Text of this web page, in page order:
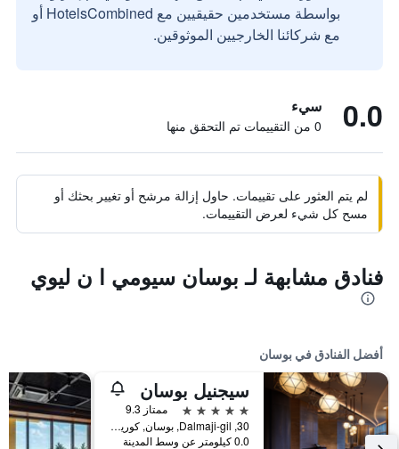
بواسطة مستخدمين حقيقيين مع HotelsCombined أو
مع شركائنا الخارجيين الموثوقين.
0.0 سيء
0 من التقييمات تم التحقق منها
لم يتم العثور على تقييمات. حاول إزالة مرشح أو تغيير بحثك أو
مسح كل شيء لعرض التقييمات.
فنادق مشابهة لـ بوسان سيومي ا ن ليوي
أفضل الفنادق في بوسان
سيجنيل بوسان
5 نجوم
ممتاز 9.3
30, Dalmaji-gil, بوسان, كوريا الجنوبية
0.0 كيلومتر عن وسط المدينة